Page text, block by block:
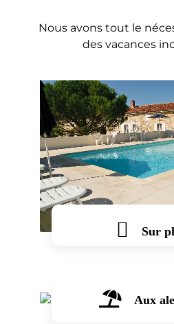
Nous avons tout le
des vacances
Sur
Aux